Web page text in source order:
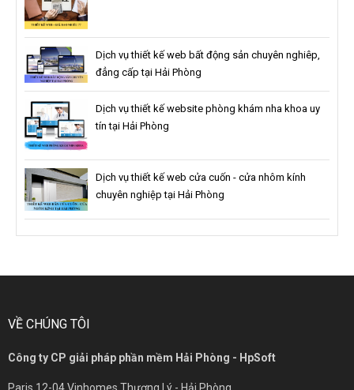
Dịch vụ thiết kế web bất động sản chuyên nghiêp,
đẳng cấp tại Hải Phòng
Dịch vụ thiết kế website phòng khám nha khoa uy
tín tại Hải Phòng
Dịch vụ thiết kế web cửa cuốn - cửa nhôm kính
chuyên nghiệp tại Hải Phòng
VỀ CHÚNG TÔI
Công ty CP giải pháp phần mềm Hải Phòng - HpSoft